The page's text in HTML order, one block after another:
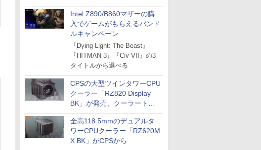
Intel Z890/B860マザーの購
入でゲームがもらえるバンド
ルキャンペーン
『Dying Light: The Beast』
『HITMAN 3』『Civ VII』の3
タイトルから選べる
CPSの大型ツインタワーCPU
クーラー「RZ820 Display
BK」が発売、クーラートッ
プに5インチ液晶搭載
全高118.5mmのデュアルタ
ワーCPUクーラー「RZ620M
X BK」がCPSから